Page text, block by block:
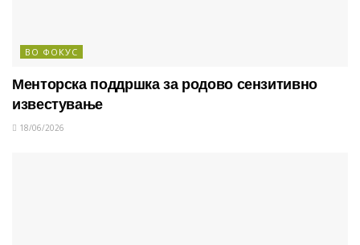
ВО ФОКУС
Менторска поддршка за родово сензитивно
известување
18/06/2026